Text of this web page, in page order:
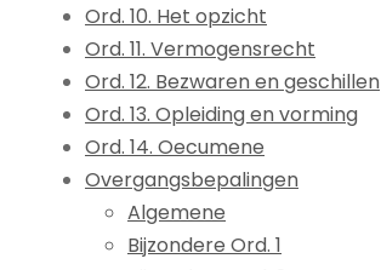
Ord. 10. Het opzicht
Ord. 11. Vermogensrecht
Ord. 12. Bezwaren en geschillen
Ord. 13. Opleiding en vorming
Ord. 14. Oecumene
Overgangsbepalingen
Algemene
Bijzondere Ord. 1